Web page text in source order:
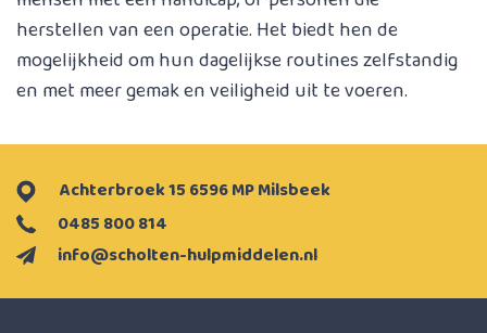
herstellen van een operatie. Het biedt hen de
mogelijkheid om hun dagelijkse routines zelfstandig
en met meer gemak en veiligheid uit te voeren.
info@scholten-hulpmiddelen.nl
0485 800 814
Achterbroek 15 6596 MP Milsbeek